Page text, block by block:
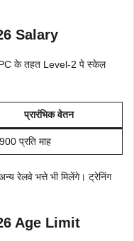
Salary
के तहत Level-2 पे स्केल
प्रारंभिक वेतन
प्रति माह
रेलवे भत्ते भी मिलेंगे। ट्रेनिंग
Age Limit